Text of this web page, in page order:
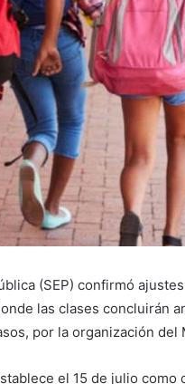
(SEP) confirmó
las clases concluirán
por la organización del
el 15 de julio